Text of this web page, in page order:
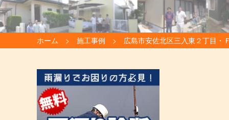
ホーム 施工事例 広島市安佐北区三入東２丁目・